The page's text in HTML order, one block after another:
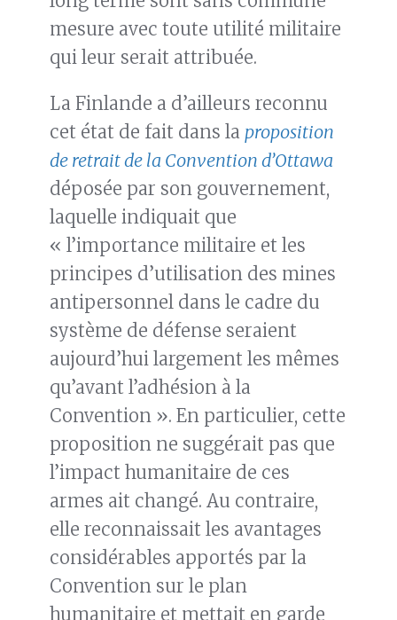
mesure avec toute utilité militaire
qui leur serait attribuée.
La Finlande a d’ailleurs reconnu
cet état de fait dans la proposition
de retrait de la Convention d’Ottawa
déposée par son gouvernement,
laquelle indiquait que
« l’importance militaire et les
principes d’utilisation des mines
antipersonnel dans le cadre du
système de défense seraient
aujourd’hui largement les mêmes
qu’avant l’adhésion à la
Convention ». En particulier, cette
proposition ne suggérait pas que
l’impact humanitaire de ces
armes ait changé. Au contraire,
elle reconnaissait les avantages
considérables apportés par la
Convention sur le plan
humanitaire et mettait en garde